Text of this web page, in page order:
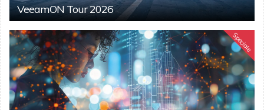
VeeamON Tour 2026
Speciale